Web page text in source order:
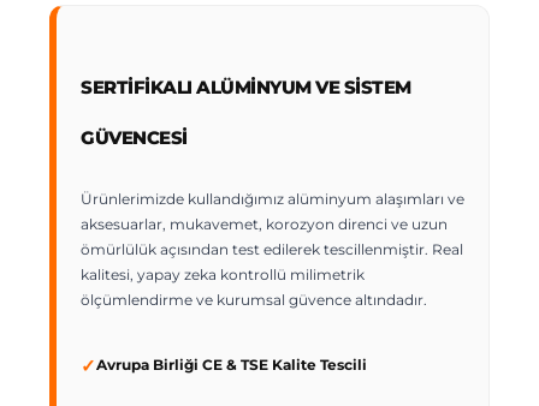
SERTIFIKALI ALÜMINYUM VE SISTEM
GÜVENCESI
Ürünlerimizde kullandığımız alüminyum alaşımları ve
aksesuarlar, mukavemet, korozyon direnci ve uzun
ömürlülük açısından test edilerek tescillenmiştir. Real
kalitesi, yapay zeka kontrollü milimetrik
ölçümlendirme ve kurumsal güvence altındadır.
✓Avrupa Birliği CE & TSE Kalite Tescili